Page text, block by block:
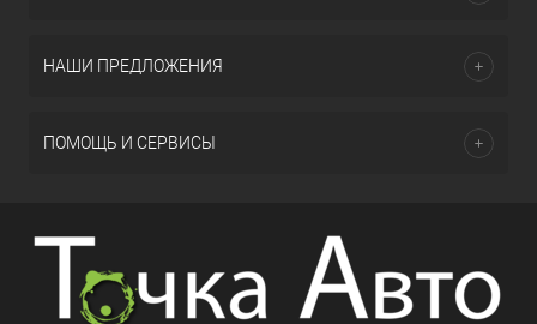
НАШИ ПРЕДЛОЖЕНИЯ
ПОМОЩЬ И СЕРВИСЫ